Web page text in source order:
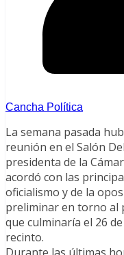
Cancha Política
La semana pasada
reunión en el Salón
presidenta de la
acordó con las
oficialismo y de la
preliminar en torno al
que culminaría el 26
recinto.